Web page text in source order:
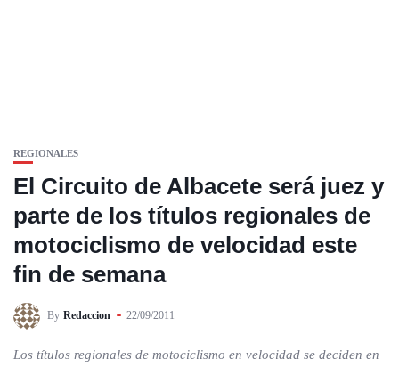
REGIONALES
El Circuito de Albacete será juez y
parte de los títulos regionales de
motociclismo de velocidad este
fin de semana
By Redaccion 22/09/2011
Los títulos regionales de motociclismo en velocidad se deciden en